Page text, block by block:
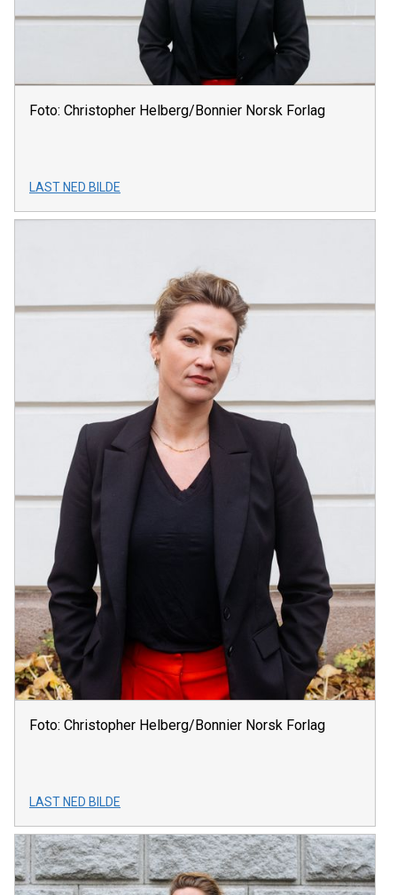
Foto: Christopher Helberg/Bonnier Norsk Forlag
LAST NED BILDE
Foto: Christopher Helberg/Bonnier Norsk Forlag
LAST NED BILDE